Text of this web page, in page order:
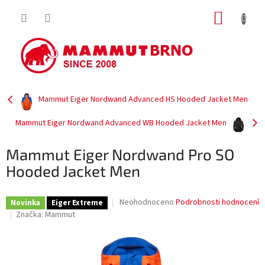
Mammut Eiger Nordwand Advanced HS Hooded Jacket Men
Mammut Eiger Nordwand Advanced WB Hooded Jacket Men
Mammut Eiger Nordwand Pro SO
Hooded Jacket Men
Novinka Eiger Extreme
Průměrné
je
0,0
z
Neohodnoceno Podrobnosti hodnocení
Značka: Mammut